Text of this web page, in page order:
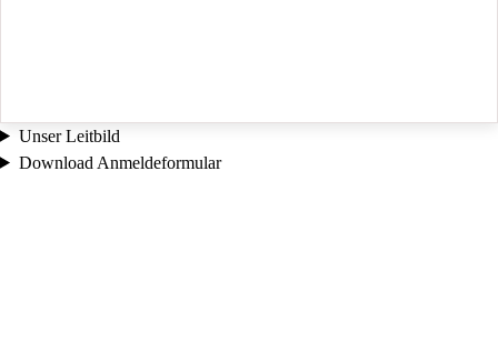
Unser Leitbild
Download Anmeldeformular